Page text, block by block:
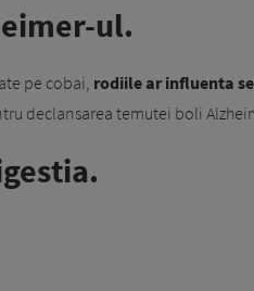
ul.
pe cobai, rodiile ar influenta
declansarea temutei boli